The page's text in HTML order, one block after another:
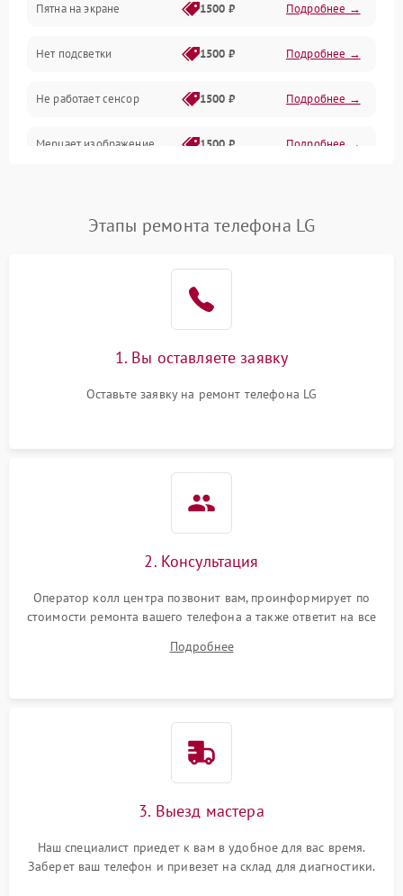
Проблемы с питанием, зарядкой и аккумулятором
Проблемы с работой системы, корпусом и другие
Пятна на экране 1500 ₽ Подробнее →
Нет подсветки 1500 ₽ Подробнее →
Не работает сенсор 1500 ₽ Подробнее →
Мерцает изображение 1500 ₽ Подробнее →
Не работает Face ID 4000 ₽ Подробнее →
Этапы ремонта телефона LG
1. Вы оставляете заявку
Оставьте заявку на ремонт телефона LG
2. Консультация
Оператор колл центра позвонит вам, проинформирует по
стоимости ремонта вашего телефона а также ответит на все
Подробнее
3. Выезд мастера
Наш специалист приедет к вам в удобное для вас время.
Заберет ваш телефон и привезет на склад для диагностики.